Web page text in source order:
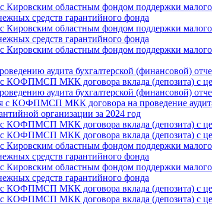
областным фондом поддержки
средств гарантийного фонда
областным фондом поддержки
средств гарантийного фонда
областным фондом поддержки
аудита бухгалтерской (финансовой)
КОФПМСП МКК договора вклада (депозита) с
аудита бухгалтерской (финансовой)
с КОФПМСП МКК договора на проведение
организации за 2024 год
КОФПМСП МКК договора вклада (депозита) с
КОФПМСП МКК договора вклада (депозита) с
областным фондом поддержки
средств гарантийного фонда
областным фондом поддержки
средств гарантийного фонда
КОФПМСП МКК договора вклада (депозита) с
КОФПМСП МКК договора вклада (депозита) с